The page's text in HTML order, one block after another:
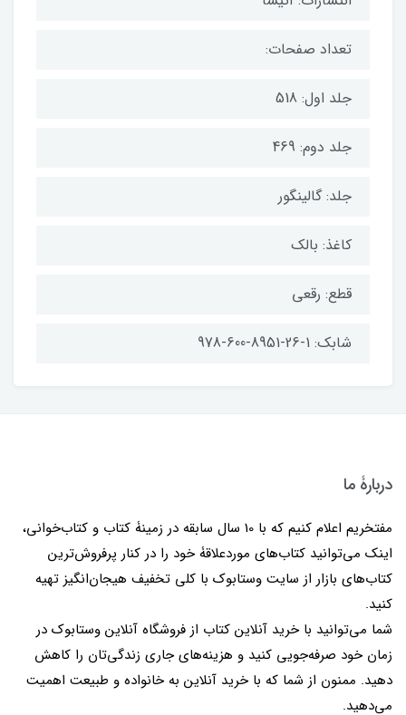
تعداد صفحات:
جلد اول: 518
جلد دوم: 469
جلد: گالینگور
کاغذ: بالک
قطع: رقعی
شابک: 1-26-8951-600-978
دربارۀ ما
مفتخریم اعلام کنیم که با 10 سال سابقه در زمینۀ کتاب و کتاب‌خوانی،
اینک می‌توانید کتاب‌های موردعلاقۀ خود را در کنار پرفروش‌ترین
کتاب‌های بازار از سایت وستابوک با کلی تخفیف هیجان‌انگیز تهیه
کنید.
شما می‌توانید با خرید آنلاین کتاب از فروشگاه آنلاین وستابوک در
زمان خود صرفه‌جویی کنید و هزینه‌های جاری زندگی‌تان را کاهش
دهید. ممنون از شما که با خرید آنلاین به خانواده و طبیعت اهمیت
می‌دهید.